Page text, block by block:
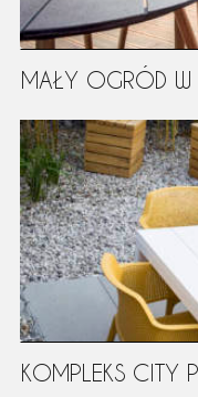
MAŁY OGRÓD W
KOMPLEKS CITY